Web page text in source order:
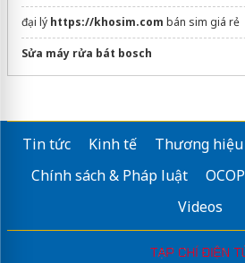
đại lý https://khosim.com bán sim giá rẻ
Sửa máy rửa bát bosch
Tin tức Kinh tế Thương hiệu
Chính sách & Pháp luật
OCOP
Videos